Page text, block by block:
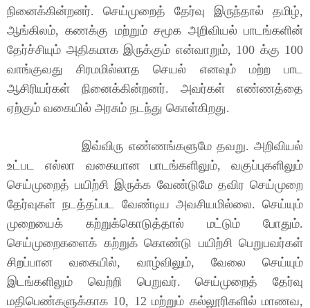
நினைக்கின்றனர். செய்முறைத் தேர்வு இருந்தால் தமிழ்,
ஆங்கிலம், கணக்கு மற்றும் சமூக அறிவியல் பாடங்களின்
தேர்ச்சியும் அதிகமாக இருக்கும் என்வாறும், 100 க்கு 100
வாங்குவது சிரமமில்லாத செயல் எனவும் மற்ற பாட
ஆசிரியர்கள் நினைக்கின்றனர். அவர்கள் எண்ணத்தை
ஏற்கும் வகையில் அரசும் நடந்து கொள்கிறது.
இவ்விரு எண்ணங்களுமே தவறு. அறிவியல்
உட்பட எல்லா வகையான பாடங்களிலும், வகுப்புகளிலும்
செய்முறைத் பயிற்சி இருக்க வேண்டுமே தவிர செய்முறை
தேர்வுகள் நடத்தப்பட வேண்டிய அவசியமில்லை. செய்யும்
முறையைக் கற்றுக்கொடுத்தால் மட்டும் போதும்.
செய்முறைகளைக் கற்றுக் கொண்டு பயிற்சி பெறுபவர்கள்
சிறப்பான வகையில், வாழ்விலும், வேலை செய்யும்
இடங்களிலும் வெற்றி பெறுவர். செய்முறைத் தேர்வு
மதிபெண்களுக்காக 10, 12 மற்றும் கல்லூரிகளில் மாணவ,